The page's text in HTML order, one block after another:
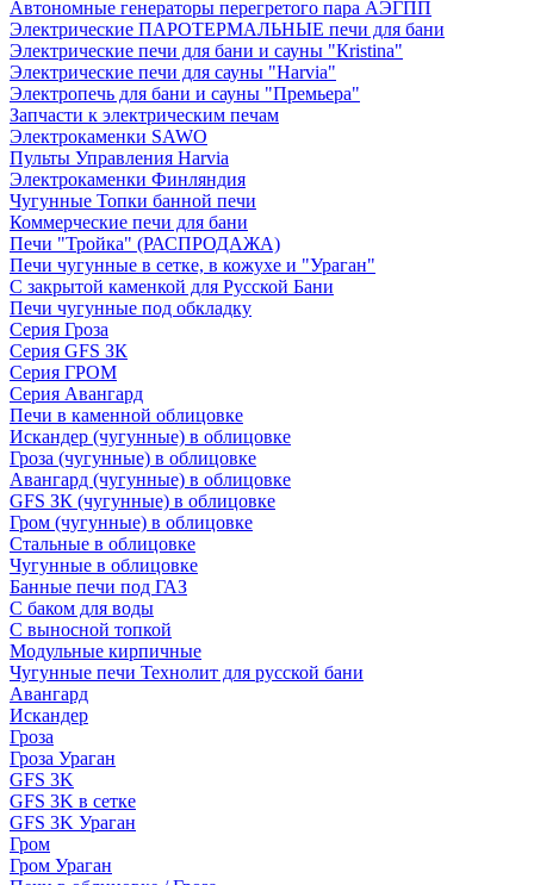
Автономные генераторы перегретого пара АЭГПП
Электрические ПАРОТЕРМАЛЬНЫЕ печи для бани
Электрические печи для бани и сауны "Кristina"
Электрические печи для сауны "Harvia"
Электропечь для бани и сауны "Премьера"
Запчасти к электрическим печам
Электрокаменки SAWO
Пульты Управления Harvia
Электрокаменки Финляндия
Чугунные Топки банной печи
Коммерческие печи для бани
Печи "Тройка" (РАСПРОДАЖА)
Печи чугунные в сетке, в кожухе и "Ураган"
С закрытой каменкой для Русской Бани
Печи чугунные под обкладку
Серия Гроза
Серия GFS ЗК
Серия ГРОМ
Серия Авангард
Печи в каменной облицовке
Искандер (чугунные) в облицовке
Гроза (чугунные) в облицовке
Авангард (чугунные) в облицовке
GFS ЗК (чугунные) в облицовке
Гром (чугунные) в облицовке
Стальные в облицовке
Чугунные в облицовке
Банные печи под ГАЗ
С баком для воды
С выносной топкой
Модульные кирпичные
Чугунные печи Технолит для русской бани
Авангард
Искандер
Гроза
Гроза Ураган
GFS 3K
GFS 3K в сетке
GFS 3K Ураган
Гром
Гром Ураган